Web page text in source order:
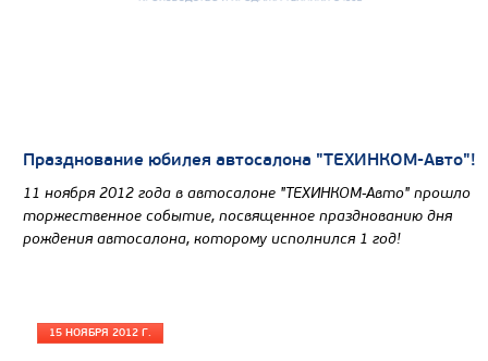
Цена по запросу
Празднование юбилея автосалона "ТЕХИНКОМ-Авто"!
11 ноября 2012 года в автосалоне "ТЕХИНКОМ-Авто" прошло
торжественное событие, посвященное празднованию дня
рождения автосалона, которому исполнился 1 год!
15 НОЯБРЯ 2012 Г.